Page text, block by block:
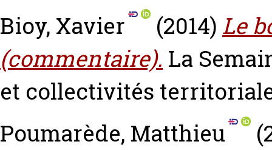
Bioy, Xavier
(2014) Le
(commentaire). La
et collectivités
Poumarède, Matthieu